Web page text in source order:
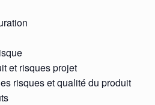
et risques projet
risques et qualité du produit